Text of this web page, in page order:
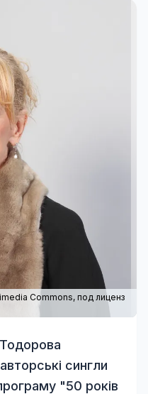
Commons, под лиценз
сингли
"50 років